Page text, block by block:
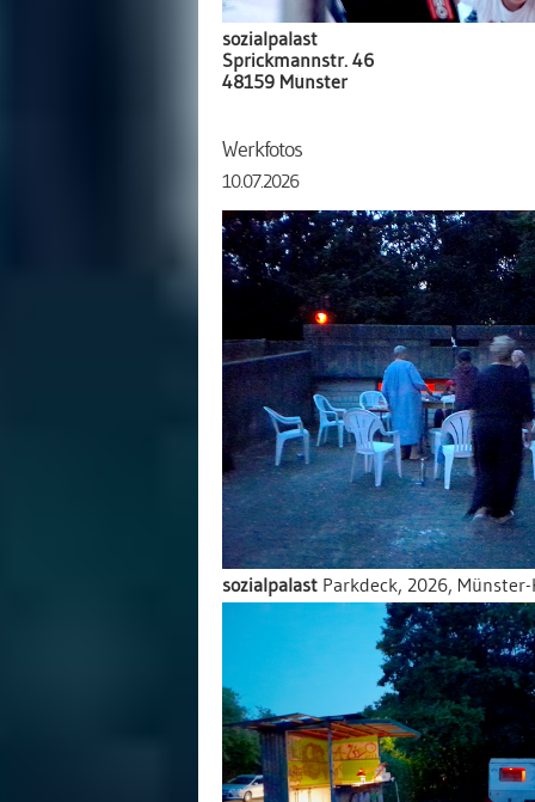
sozialpalast
Sprickmannstr. 46
48159 Münster
Werkfotos
10.07.2026
sozialpalast Parkdeck, 2026,